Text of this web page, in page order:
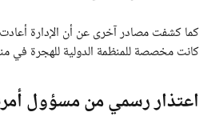
كما كشفت مصادر آخرى عن أن الإدارة
كانت مخصصة للمنظمة الدولية للهجرة في
اعتذار رسمي من مسؤول